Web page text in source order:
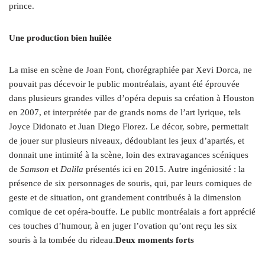
prince.
Une production bien huilée
La mise en scène de Joan Font, chorégraphiée par Xevi Dorca, ne
pouvait pas décevoir le public montréalais, ayant été éprouvée
dans plusieurs grandes villes d’opéra depuis sa création à Houston
en 2007, et interprétée par de grands noms de l’art lyrique, tels
Joyce Didonato et Juan Diego Florez. Le décor, sobre, permettait
de jouer sur plusieurs niveaux, dédoublant les jeux d’apartés, et
donnait une intimité à la scène, loin des extravagances scéniques
de Samson et Dalila présentés ici en 2015. Autre ingéniosité : la
présence de six personnages de souris, qui, par leurs comiques de
geste et de situation, ont grandement contribués à la dimension
comique de cet opéra-bouffe. Le public montréalais a fort apprécié
ces touches d’humour, à en juger l’ovation qu’ont reçu les six
souris à la tombée du rideau.Deux moments forts